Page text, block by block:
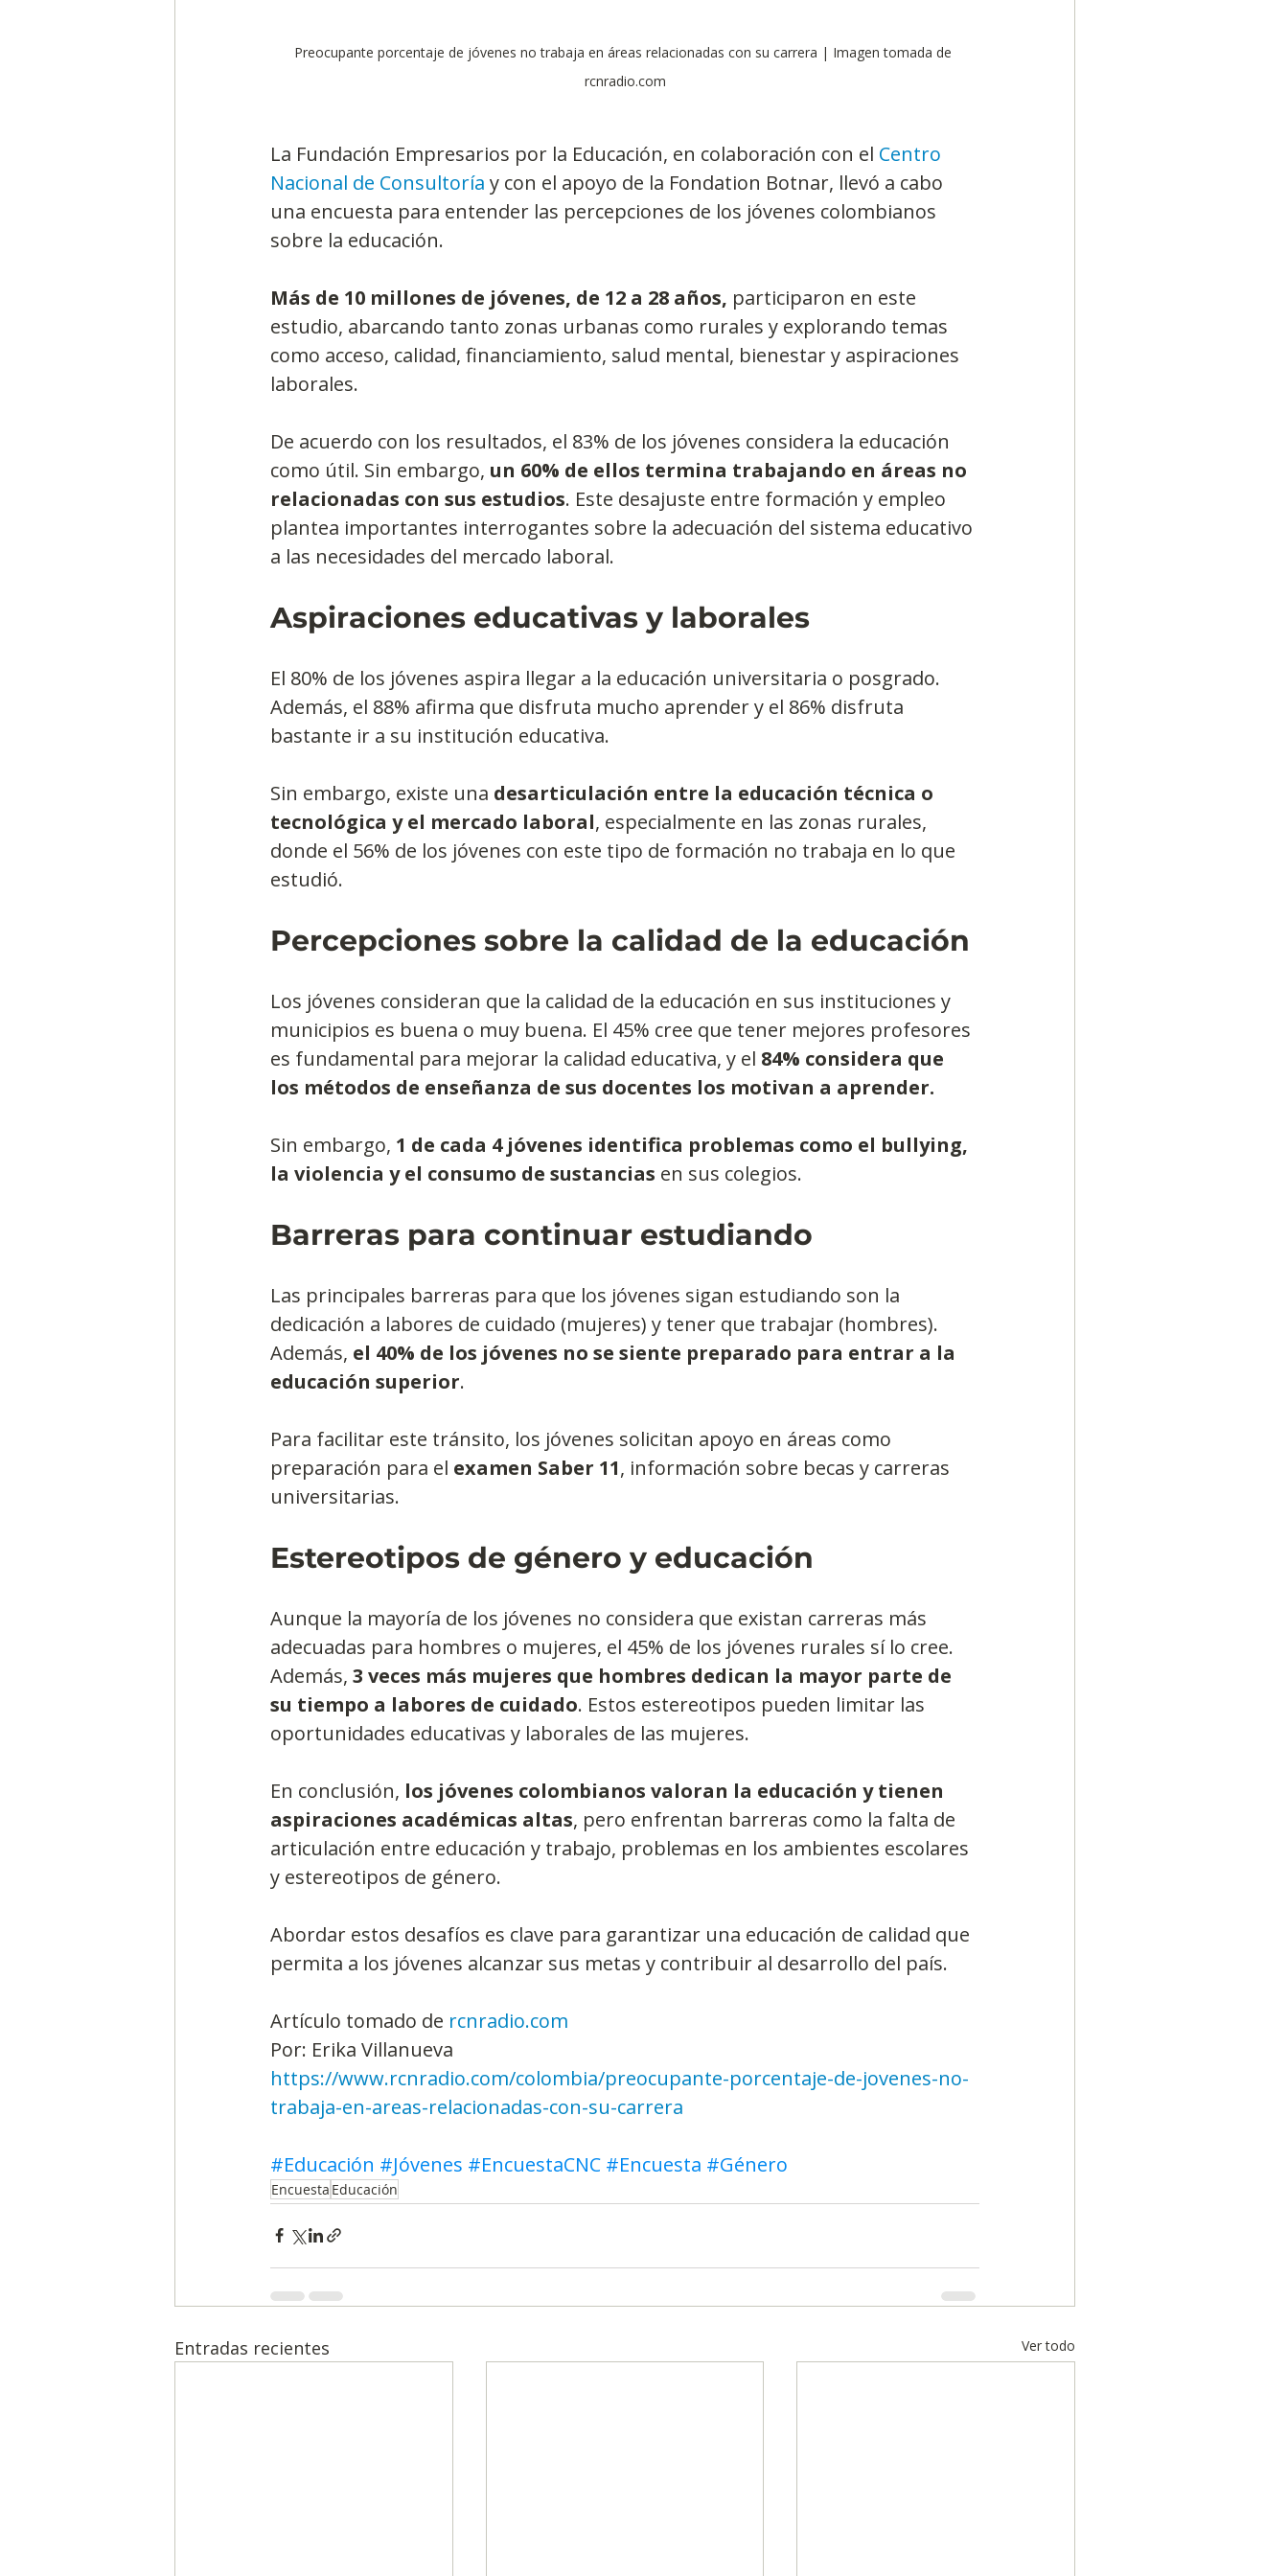
Preocupante porcentaje de jóvenes no trabaja en áreas relacionadas con su carrera | Imagen tomada de
rcnradio.com
La Fundación Empresarios por la Educación, en colaboración con el Centro
Nacional de Consultoría y con el apoyo de la Fondation Botnar, llevó a cabo
una encuesta para entender las percepciones de los jóvenes colombianos
sobre la educación.
Más de 10 millones de jóvenes, de 12 a 28 años, participaron en este
estudio, abarcando tanto zonas urbanas como rurales y explorando temas
como acceso, calidad, financiamiento, salud mental, bienestar y aspiraciones
laborales.
De acuerdo con los resultados, el 83% de los jóvenes considera la educación
como útil. Sin embargo, un 60% de ellos termina trabajando en áreas no
relacionadas con sus estudios. Este desajuste entre formación y empleo
plantea importantes interrogantes sobre la adecuación del sistema educativo
a las necesidades del mercado laboral.
Aspiraciones educativas y laborales
El 80% de los jóvenes aspira llegar a la educación universitaria o posgrado.
Además, el 88% afirma que disfruta mucho aprender y el 86% disfruta
bastante ir a su institución educativa.
Sin embargo, existe una desarticulación entre la educación técnica o
tecnológica y el mercado laboral, especialmente en las zonas rurales,
donde el 56% de los jóvenes con este tipo de formación no trabaja en lo que
estudió.
Percepciones sobre la calidad de la educación
Los jóvenes consideran que la calidad de la educación en sus instituciones y
municipios es buena o muy buena. El 45% cree que tener mejores profesores
es fundamental para mejorar la calidad educativa, y el 84% considera que
los métodos de enseñanza de sus docentes los motivan a aprender.
Sin embargo, 1 de cada 4 jóvenes identifica problemas como el bullying,
la violencia y el consumo de sustancias en sus colegios.
Barreras para continuar estudiando
Las principales barreras para que los jóvenes sigan estudiando son la
dedicación a labores de cuidado (mujeres) y tener que trabajar (hombres).
Además, el 40% de los jóvenes no se siente preparado para entrar a la
educación superior.
Para facilitar este tránsito, los jóvenes solicitan apoyo en áreas como
preparación para el examen Saber 11, información sobre becas y carreras
universitarias.
Estereotipos de género y educación
Aunque la mayoría de los jóvenes no considera que existan carreras más
adecuadas para hombres o mujeres, el 45% de los jóvenes rurales sí lo cree.
Además, 3 veces más mujeres que hombres dedican la mayor parte de
su tiempo a labores de cuidado. Estos estereotipos pueden limitar las
oportunidades educativas y laborales de las mujeres.
En conclusión, los jóvenes colombianos valoran la educación y tienen
aspiraciones académicas altas, pero enfrentan barreras como la falta de
articulación entre educación y trabajo, problemas en los ambientes escolares
y estereotipos de género.
Abordar estos desafíos es clave para garantizar una educación de calidad que
permita a los jóvenes alcanzar sus metas y contribuir al desarrollo del país.
Artículo tomado de rcnradio.com
Por: Erika Villanueva
https://www.rcnradio.com/colombia/preocupante-porcentaje-de-jovenes-no-
trabaja-en-areas-relacionadas-con-su-carrera
#Educación #Jóvenes #EncuestaCNC #Encuesta #Género
Encuesta Educación
Entradas recientes Ver todo